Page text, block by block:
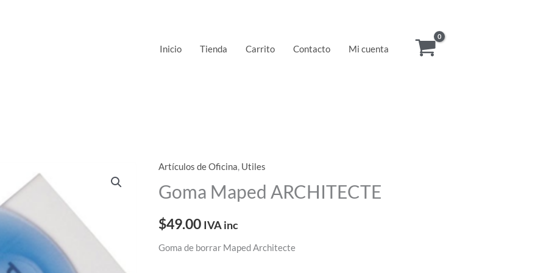
Inicio Tienda Carrito Contacto Mi cuenta
Artículos de Oficina, Utiles
Goma Maped ARCHITECTE
$49.00 IVA inc
Goma de borrar Maped Architecte
Goma
Maped
ARCHITECTE
cantidad